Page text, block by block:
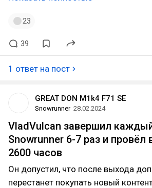
23
39
1 ответ на пост
GREAT DON M1k4 F71 SE
Snowrunner 28.02.2024
VladVulcan завершил
Snowrunner 6-7 раз и провёл
2600 часов
Он допустил, что после выхода
перестанет покупать новый